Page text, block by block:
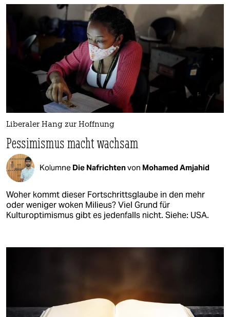
Liberaler Hang zur Hoffnung
Pessimismus macht wachsam
Kolumne Die Nafrichtenvon Mohamed Amjahid
Woher kommt dieser Fortschrittsglaube in den mehr
oder weniger woken Milieus? Viel Grund für
Kulturoptimismus gibt es jedenfalls nicht. Siehe: USA.